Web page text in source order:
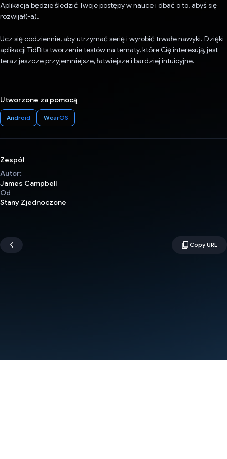
Aplikacja będzie śledzić Twoje postępy w nauce i dbać o to, abyś się
rozwijał(-a).
Ucz się codziennie, aby utrzymać serię i wyrobić trwałe nawyki. Dzięki
aplikacji TidBits tworzenie testów na tematy, które Cię interesują, jest
teraz jeszcze przyjemniejsze, łatwiejsze i bardziej intuicyjne.
Utworzone za pomocą
Android WearOS
Zespół
Autor:
James Campbell
Od
Stany Zjednoczone